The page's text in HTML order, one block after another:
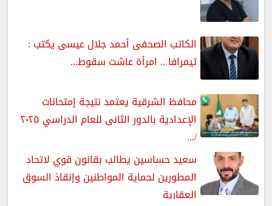
الكاتب الصحفى أحمد جلال عيسى يكتب :
تيمرافا .. امرأة عاشت سقوط...
محافظ الشرقية يعتمد نتيجة إمتحانات
الإعدادية بالدور الثانى للعام الدراسي ٢٠٢٥
/...
سعيد حساسين يطالب بقانون قوي لاتحاد
المطورين لحماية المواطنين وإنقاذ السوق
العقارية